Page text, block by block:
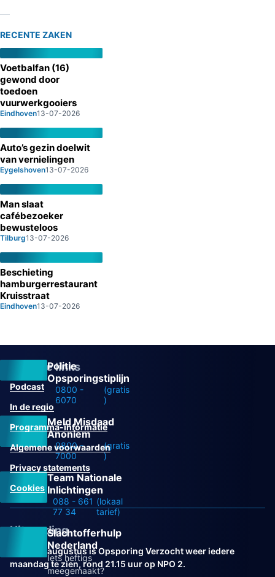
RECENTE ZAKEN
Voetbalfan (16)
gewond door
toedoen
vuurwerkgooiers
Eindhoven13-07-2026
Auto’s gezin doelwit
van vernielingen
Eygelshoven13-07-2026
Man slaat
cafébezoeker
bewusteloos
Tilburg13-07-2026
Beschieting
hamburgerrestaurant
Kruisstraat
Eindhoven13-07-2026
Politie
Opsporingstiplijn
0800 -
6070
(gratis
)
Meld Misdaad
Anoniem
0800 -
7000
(gratis
)
Team Nationale
Inlichtingen
088 - 661
77 34
(lokaal
tarief)
Slachtofferhulp
Nederland
Iets heftigs
meegemaakt?
Overige links
Podcast
In de regio
Programma-informatie
Algemene voorwaarden
Privacy statements
Cookies
Uitzending
Vanaf 31 augustus is Opsporing Verzocht weer iedere
maandag te zien, rond 21.15 uur op NPO 2.